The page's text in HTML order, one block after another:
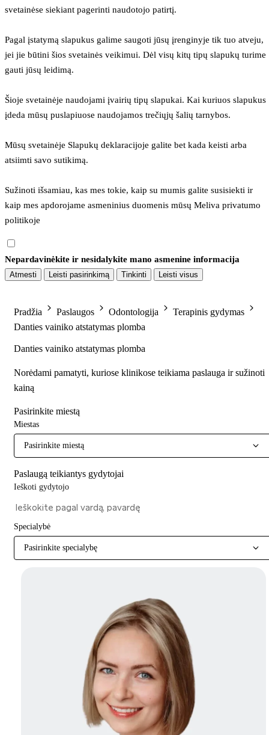
svetainėse siekiant pagerinti naudotojo patirtį.
Pagal įstatymą slapukus galime saugoti jūsų įrenginyje tik tuo atveju,
jei jie būtini šios svetainės veikimui. Dėl visų kitų tipų slapukų turime
gauti jūsų leidimą.
Šioje svetainėje naudojami įvairių tipų slapukai. Kai kuriuos slapukus
įdeda mūsų puslapiuose naudojamos trečiųjų šalių tarnybos.
Mūsų svetainėje Slapukų deklaracijoje galite bet kada keisti arba
atsiimti savo sutikimą.
Sužinoti išsamiau, kas mes tokie, kaip su mumis galite susisiekti ir
kaip mes apdorojame asmeninius duomenis mūsų Meliva privatumo
politikoje
Nepardavinėkite ir nesidalykite mano asmenine informacija
Atmesti Leisti pasirinkimą Tinkinti Leisti visus
Pradžia Paslaugos Odontologija
Terapinis gydymas
Danties vainiko atstatymas plomba
Danties vainiko atstatymas plomba
Norėdami pamatyti, kuriose klinikose teikiama paslauga ir sužinoti
kainą
Pasirinkite miestą
Miestas
Pasirinkite miestą
Paslaugą teikiantys gydytojai
Ieškoti gydytojo
Specialybė
Pasirinkite specialybę